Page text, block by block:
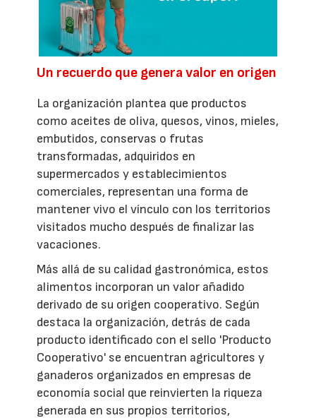
Un recuerdo que genera valor en origen
La organización plantea que productos
como aceites de oliva, quesos, vinos, mieles,
embutidos, conservas o frutas
transformadas, adquiridos en
supermercados y establecimientos
comerciales, representan una forma de
mantener vivo el vínculo con los territorios
visitados mucho después de finalizar las
vacaciones.
Más allá de su calidad gastronómica, estos
alimentos incorporan un valor añadido
derivado de su origen cooperativo. Según
destaca la organización, detrás de cada
producto identificado con el sello 'Producto
Cooperativo' se encuentran agricultores y
ganaderos organizados en empresas de
economía social que reinvierten la riqueza
generada en sus propios territorios,